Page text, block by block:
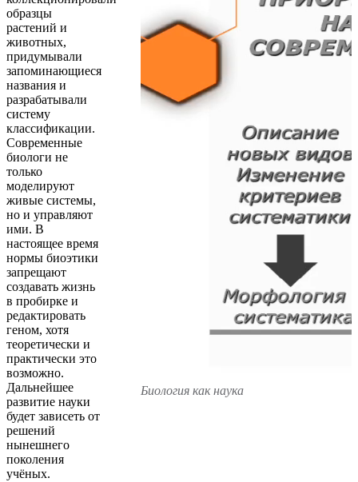
образцы
растений и
животных,
придумывали
запоминающиеся
названия и
разрабатывали
систему
классификации.
Современные
биологи не
только
моделируют
живые системы,
но и управляют
ими. В
настоящее время
нормы биоэтики
запрещают
создавать жизнь
в пробирке и
редактировать
геном, хотя
теоретически и
практически это
возможно.
Дальнейшее
развитие науки
будет зависеть от
решений
нынешнего
поколения
учёных.
Биология как наука